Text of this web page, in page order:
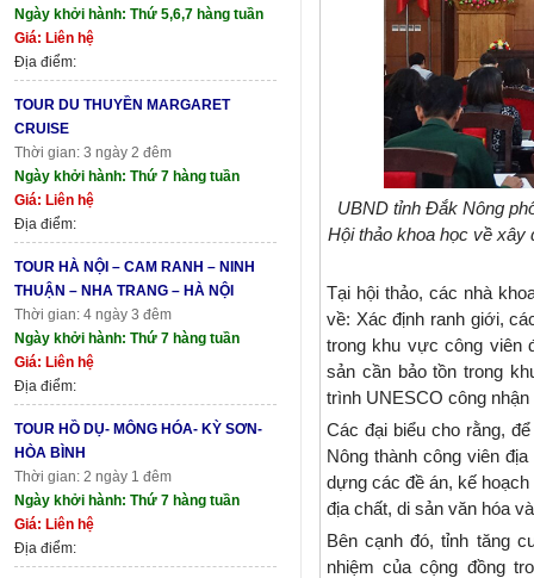
Ngày khởi hành: Thứ 5,6,7 hàng tuần
Giá: Liên hệ
Địa điểm:
TOUR DU THUYỀN MARGARET
CRUISE
Thời gian: 3 ngày 2 đêm
Ngày khởi hành: Thứ 7 hàng tuần
Giá: Liên hệ
Địa điểm:
TOUR HÀ NỘI – CAM RANH – NINH
THUẬN – NHA TRANG – HÀ NỘI
Thời gian: 4 ngày 3 đêm
Ngày khởi hành: Thứ 7 hàng tuần
Giá: Liên hệ
Địa điểm:
TOUR HỒ DỤ- MÔNG HÓA- KỲ SƠN-
HÒA BÌNH
Thời gian: 2 ngày 1 đêm
Ngày khởi hành: Thứ 7 hàng tuần
Giá: Liên hệ
Địa điểm:
UBND tỉnh Đắk Nông
Hội thảo khoa học về xây
Tại hội thảo, các nhà
về: Xác định ranh giới,
trong khu vực công viên
sản cần bảo tồn trong
trình UNESCO công
Các đại biểu cho rằng,
Nông thành công viên
dựng các đề án, kế
địa chất, di sản văn hóa
Bên cạnh đó, tỉnh tăng
nhiệm của cộng đồng